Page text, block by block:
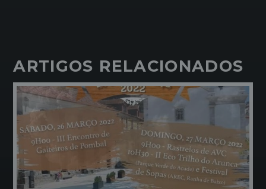
ARTIGOS RELACIONADOS